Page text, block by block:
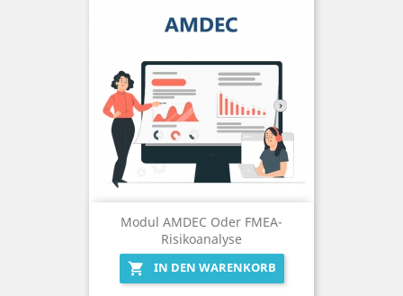
Modul AMDEC Oder FMEA-
Risikoanalyse

IN DEN WARENKORB